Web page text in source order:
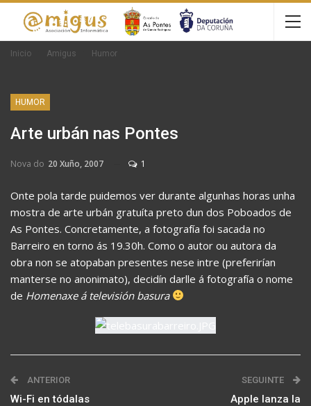
Inicio Amigus Humor
HUMOR
Arte urbán nas Pontes
Nova do 20 Xuño, 2007 1
Onte pola tarde puidemos ver durante algunhas horas unha
mostra de arte urbán gratuíta preto dun dos Poboados de
As Pontes. Concretamente, a fotografía foi sacada no
Barreiro en torno ás 19.30h. Como o autor ou autora da
obra non se atopaban presentes nese intre (preferirían
manterse no anonimato), decidín darlle á fotografía o nome
de Homenaxe á televisión basura
ANTERIOR
Wi-Fi en tódalas
SEGUINTE
Apple lanza la